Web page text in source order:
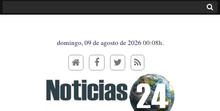
domingo, 09 de agosto de 202600:08h.